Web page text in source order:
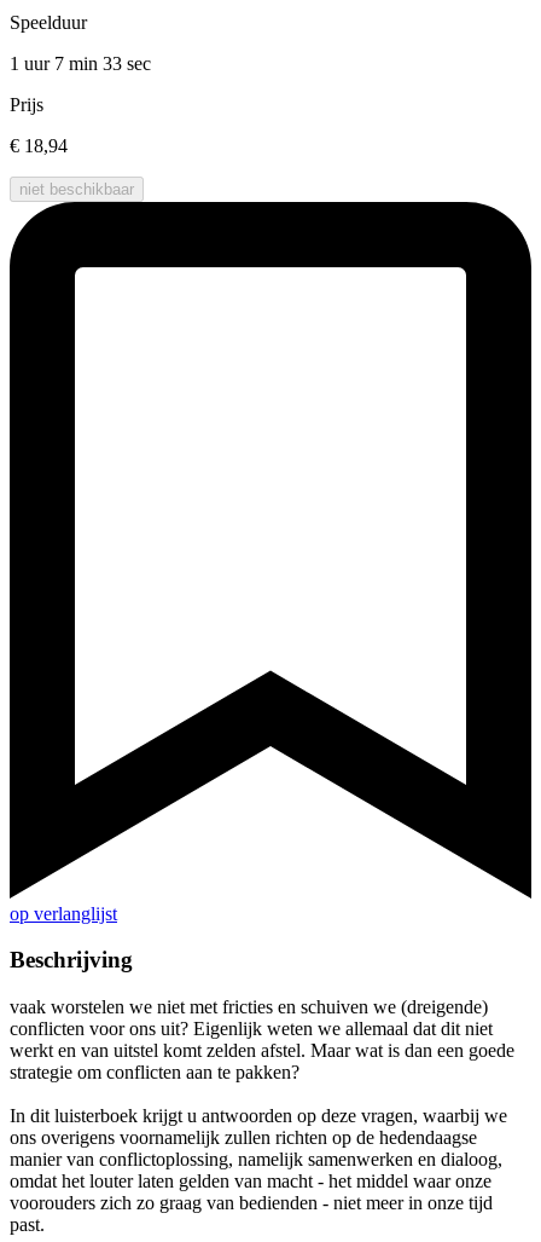
Speelduur
1 uur 7 min 33 sec
Prijs
€ 18,94
niet beschikbaar
op verlanglijst
Beschrijving
vaak worstelen we niet met fricties en schuiven we (dreigende)
conflicten voor ons uit? Eigenlijk weten we allemaal dat dit niet
werkt en van uitstel komt zelden afstel. Maar wat is dan een goede
strategie om conflicten aan te pakken?
In dit luisterboek krijgt u antwoorden op deze vragen, waarbij we
ons overigens voornamelijk zullen richten op de hedendaagse
manier van conflictoplossing, namelijk samenwerken en dialoog,
omdat het louter laten gelden van macht - het middel waar onze
voorouders zich zo graag van bedienden - niet meer in onze tijd
past.